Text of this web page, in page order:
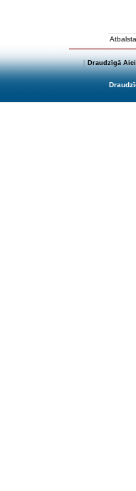
[Draudzīgā